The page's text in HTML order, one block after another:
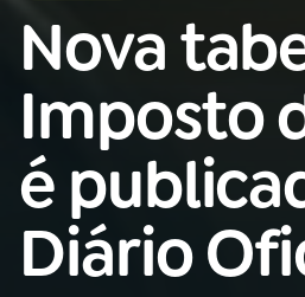
Buscar
na
Rádio
Nacional
01INÍCIO
02A RÁDIO
Nova
Imposto
é
Diário